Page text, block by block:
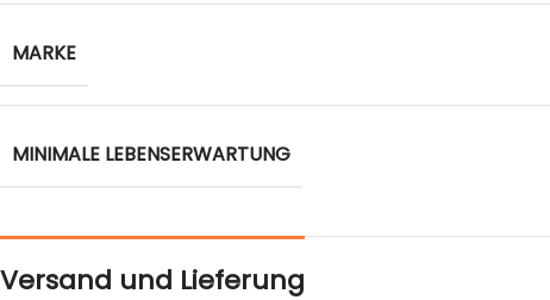
MARKE
MINIMALE LEBENSERWARTUNG
Versand und Lieferung